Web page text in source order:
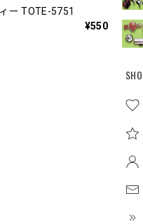
ー TOTE-5751
¥550